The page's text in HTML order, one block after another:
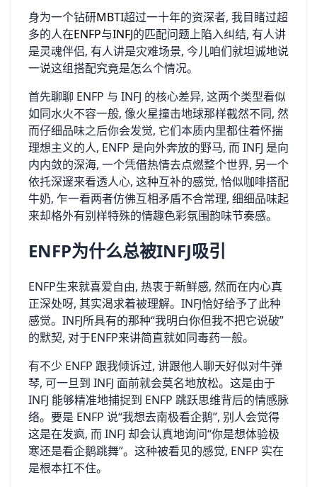
身为一个钻研MBTI超过一十年的资深者, 我目睹过超
多的人在ENFP与INFJ的匹配问题上陷入纠结, 有人讲
是灵魂伴侣, 有人讲是灾难场景, 今儿咱们就坦诚地说
一说这组搭配究竟是怎么个情况。
首先聊聊 ENFP 与 INFJ 的核心差异, 这两个类型看似
如同水火不容一般, 像火星撞击地球那样截然不同, 然
而仔细品味之后你会发觉, 它们本质内里都住着怀揣
理想主义的人, ENFP 是向外奔放的野马, 而 INFJ 是向
内内敛的深海, 一个凭借热情去点燃整个世界, 另一个
依托深邃来看透人心, 这种互补的感觉, 恰似咖啡搭配
牛奶, 乍一看两者仿佛互相矛盾不合常理, 细细品味起
来却格外有别样特殊的情趣色彩氛围韵味节奏感。
ENFP为什么总被INFJ吸引
ENFP生来就喜爱自由, 热衷于新鲜感, 然而在内心真
正深处呀, 其实渴求着被理解。INFJ恰好给予了此种
感觉。INFJ所具有的那种“我明白你但我不把它说破”
的默契, 对于ENFP来讲简直就如同毒药一般。
有不少 ENFP 跟我倾诉过, 讲跟他人聊天好似对牛弹
琴, 可一旦到 INFJ 面前就会莫名地放松。这是由于
INFJ 能够精准地捕捉到 ENFP 跳跃思维背后的情感脉
络。要是 ENFP 说“我想去南极看企鹅”, 别人会觉得
这是在发疯, 而 INFJ 却会认真地询问“你是想体验极
寒还是看企鹅跳舞”。这种被看见的感觉, ENFP 实在
是根本扛不住。